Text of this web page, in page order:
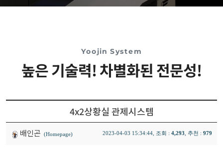
Yoojin System
높은 기술력! 차별화된 전문성!
4x2상황실 관제시스템
배인곤 (Homepage) 2023-04-03 15:34:44, 조회 : 4,293 , 추천 : 979